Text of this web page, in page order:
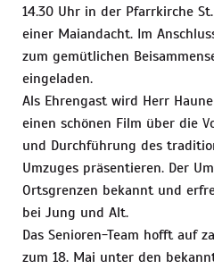
14.30 Uhr in der Pfarrkirche
einer Maiandacht. Im
zum gemütlichen
eingeladen.
Als Ehrengast wird Herr
einen schönen Film über die
und Durchführung des
Umzuges präsentieren. Der
Ortsgrenzen bekannt und
bei Jung und Alt.
Das Senioren-Team hofft auf
zum 18. Mai unter den